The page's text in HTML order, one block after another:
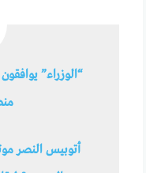
“الوزراء”
أتوبيس النصر